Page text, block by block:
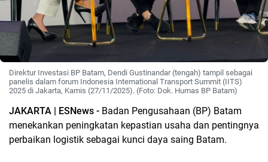
Direktur Investasi BP Batam, Dendi Gustinandar (tengah) tampil sebagai
panelis dalam forum Indonesia International Transport Summit (IITS)
2025 di Jakarta, Kamis (27/11/2025). (Foto: Dok. Humas BP Batam)
JAKARTA | ESNews - Badan Pengusahaan (BP) Batam
menekankan peningkatan kepastian usaha dan pentingnya
perbaikan logistik sebagai kunci daya saing Batam.